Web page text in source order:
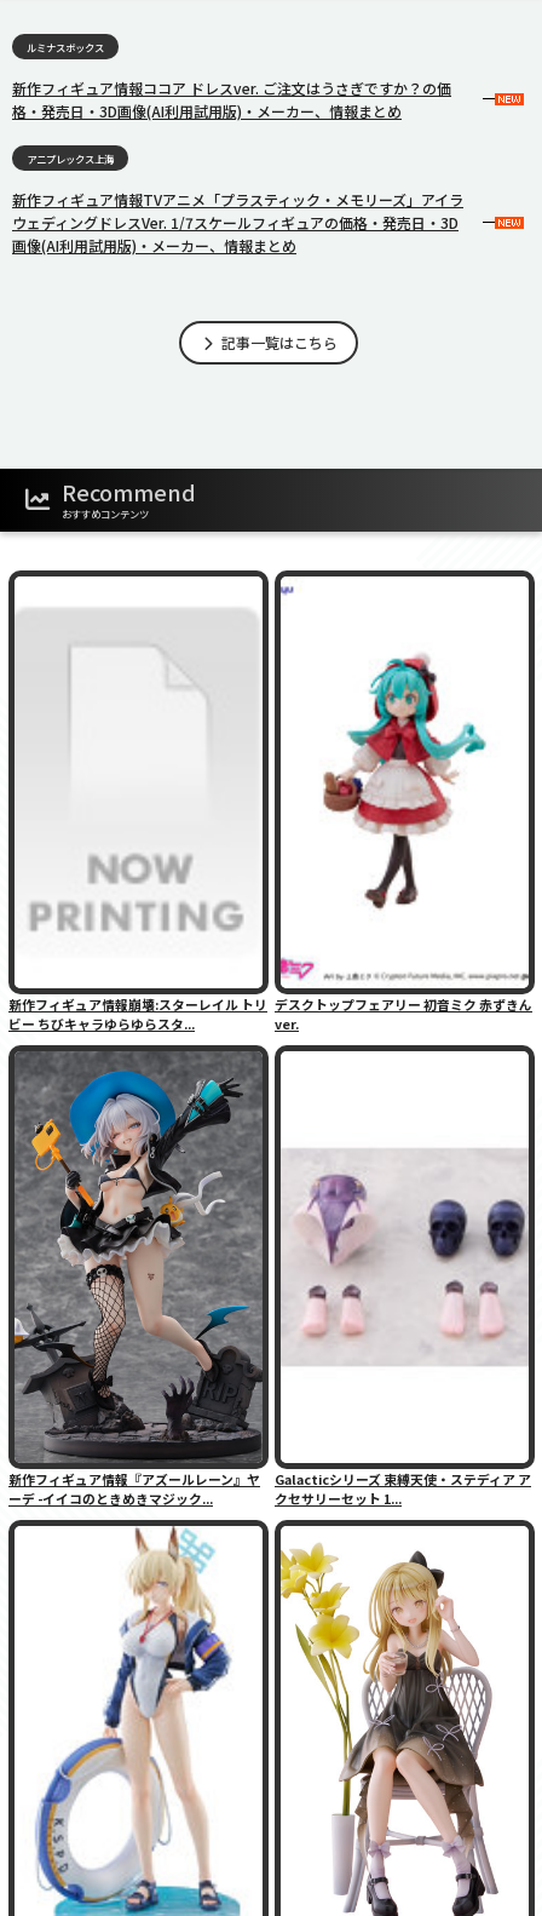
ルミナスボックス
新作フィギュア情報ココア ドレスver. ご注文はうさぎですか？の価
格・発売日・3D画像(AI利用試用版)・メーカー、情報まとめ
アニプレックス上海
新作フィギュア情報TVアニメ「プラスティック・メモリーズ」アイラ
ウェディングドレスVer. 1/7スケールフィギュアの価格・発売日・3D
画像(AI利用試用版)・メーカー、情報まとめ
記事一覧はこちら
Recommend
おすすめコンテンツ
新作フィギュア情報崩壊:スターレイル トリ
ビー ちびキャラゆらゆらスタ...
デスクトップフェアリー 初音ミク 赤ずきん
ver.
新作フィギュア情報『アズールレーン』ヤ
ーデ -イイコのときめきマジック...
Galacticシリーズ 束縛天使・ステディア ア
クセサリーセット 1...